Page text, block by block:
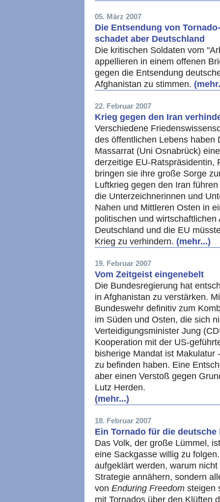
05. März 2007
Die Entsendung von
schadet aber Deutschland
Die kritischen Soldaten vom
appellieren in einem offenen
gegen die Entsendung
Afghanistan zu stimmen.
22. Februar 2007
Krieg gegen den Iran
Verschiedene
des öffentlichen Lebens haben
Massarrat (Uni Osnabrück)
derzeitige EU-Ratspräsidentin,
bringen sie ihre große Sorge
Luftkrieg gegen den Iran
die Unterzeichnerinnen und
Nahen und Mittleren Osten in
politischen und
Deutschland und die EU
Krieg zu verhindern. (mehr...)
19. Februar 2007
Vom Zeitgeist eingenebelt
Die Bundesregierung hat
in Afghanistan zu verstärken.
Bundeswehr definitiv zum
im Süden und Osten, die sich
Verteidigungsminister Jung
Kooperation mit der US-
bisherige Mandat ist
zu befinden haben. Eine
aber einen Verstoß gegen
Lutz Herden.
(mehr...)
18. Februar 2007
Ein Tornado für die deutsche
Das Volk, der große Lümmel,
eine Sackgasse willig zu
aufgeklärt werden, warum
Strategie annähern, sondern
von Enduring Freedom steigen
mit Tornados über den Klüften